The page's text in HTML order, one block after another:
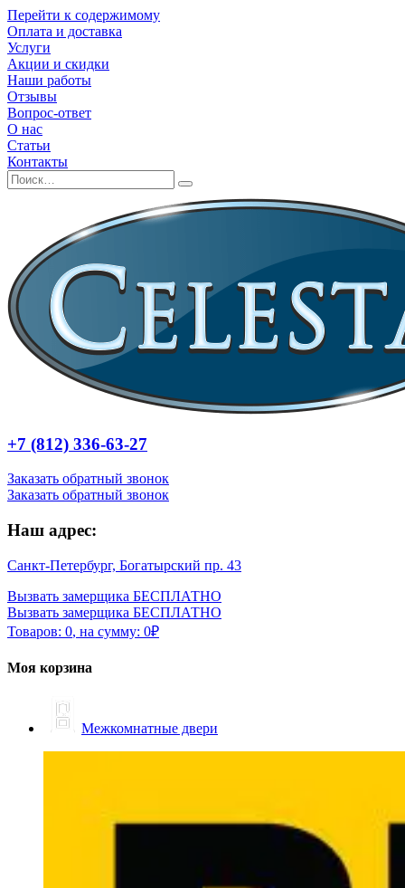
Перейти к содержимому
Оплата и доставка
Услуги
Акции и скидки
Наши работы
Отзывы
Вопрос-ответ
О нас
Статьи
Контакты
+7 (812) 336-63-27
Заказать обратный звонок
Заказать обратный звонок
Наш адрес:
Санкт-Петербург, Богатырский пр. 43
Вызвать замерщика БЕСПЛАТНО
Вызвать замерщика БЕСПЛАТНО
Товаров: 0, на сумму: 0₽
Моя корзина
Межкомнатные двери